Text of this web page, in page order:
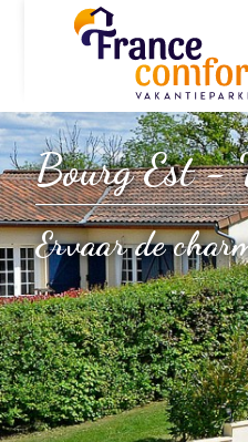
Bourg Est -
Ervaar de